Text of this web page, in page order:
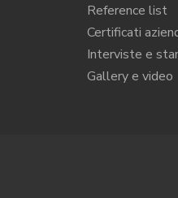
Reference list
Certificati
Interviste e
Gallery e video